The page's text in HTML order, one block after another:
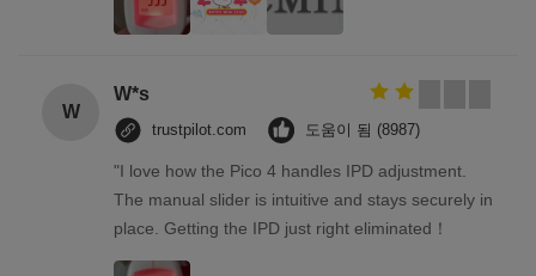
W
W*s
trustpilot.com 도움이 됨 (8987)
"I love how the Pico 4 handles IPD adjustment.
The manual slider is intuitive and stays securely in
place. Getting the IPD just right eliminated！